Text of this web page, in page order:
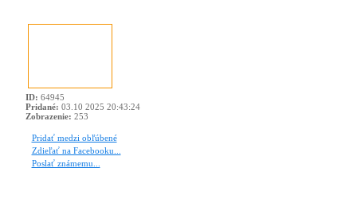
ID: 64945
Pridané: 03.10 2025 20:43:24
Zobrazenie: 253
Pridať medzi obľúbené
Zdieľať na Facebooku...
Poslať známemu...